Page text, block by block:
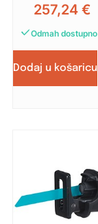
257,24 €
Odmah dostupno
Dodaj u košaricu